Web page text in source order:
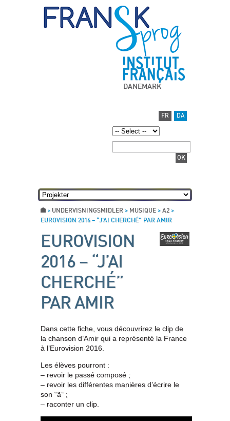
DANEMARK
FR DA
> UNDERVISNINGSMIDLER > MUSIQUE > A2 >
EUROVISION 2016 – “J’AI CHERCHÉ” PAR AMIR
EUROVISION
2016 – “J’AI
CHERCHÉ”
PAR AMIR
Dans cette fiche, vous découvrirez le clip de
la chanson d’Amir qui a représenté la France
à l’Eurovision 2016.
Les élèves pourront :
– revoir le passé composé ;
– revoir les différentes manières d’écrire le
son “ã” ;
– raconter un clip.